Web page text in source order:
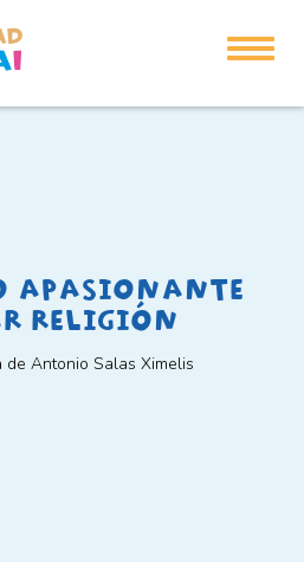
APASIONANTE
RELIGIÓN
Antonio Salas Ximelis